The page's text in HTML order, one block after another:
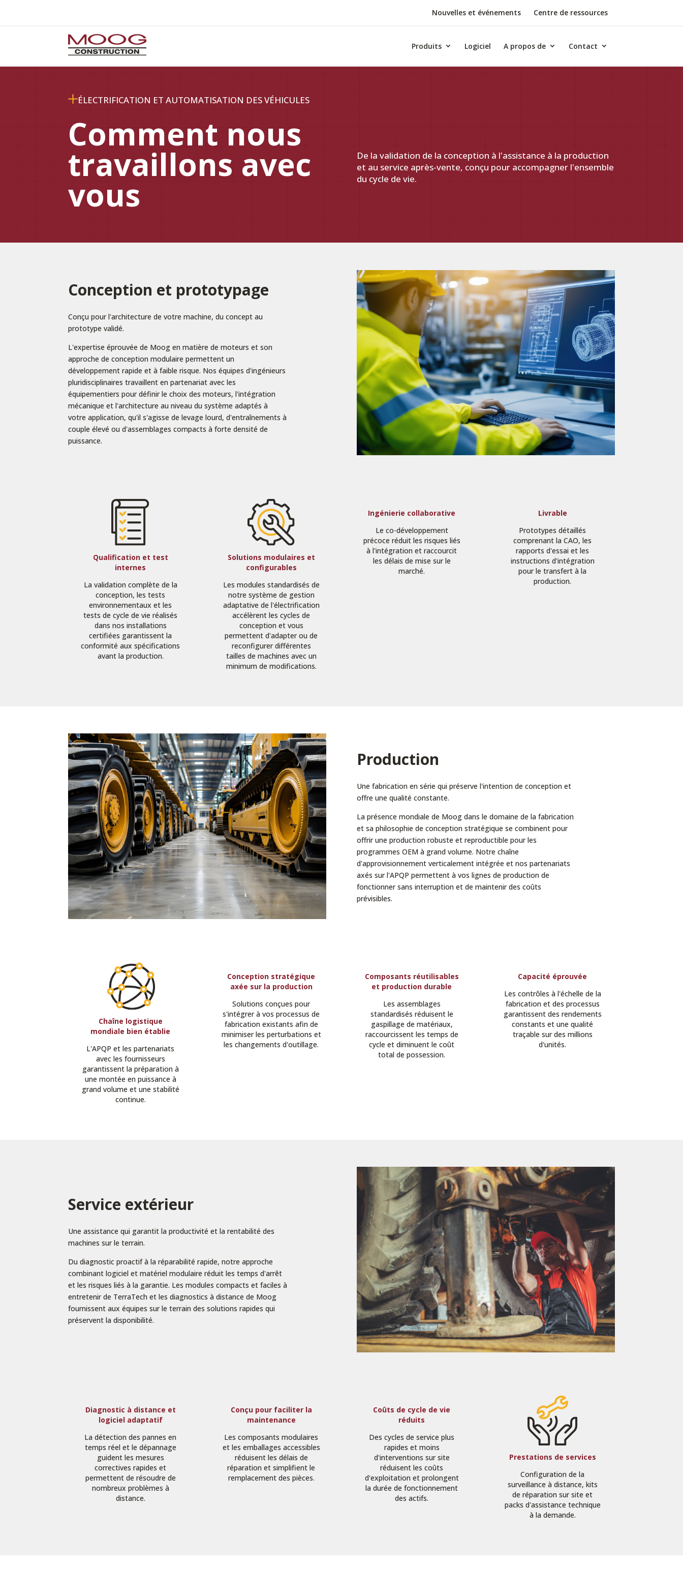
Nouvelles et événements Centre de ressources
Produits Logiciel A propos de Contact
ÉLECTRIFICATION ET AUTOMATISATION DES VÉHICULES
Comment nous
travaillons avec
vous
De la validation de la conception à l'assistance à la production
et au service après-vente, conçu pour accompagner l'ensemble
du cycle de vie.
Conception et prototypage
Conçu pour l'architecture de votre machine, du concept au
prototype validé.
L'expertise éprouvée de Moog en matière de moteurs et son
approche de conception modulaire permettent un
développement rapide et à faible risque. Nos équipes d'ingénieurs
pluridisciplinaires travaillent en partenariat avec les
équipementiers pour définir le choix des moteurs, l'intégration
mécanique et l'architecture au niveau du système adaptés à
votre application, qu'il s'agisse de levage lourd, d'entraînements à
couple élevé ou d'assemblages compacts à forte densité de
puissance.
Qualification et test
internes
La validation complète de la
conception, les tests
environnementaux et les
tests de cycle de vie réalisés
dans nos installations
certifiées garantissent la
conformité aux spécifications
avant la production.
Solutions modulaires et
configurables
Les modules standardisés de
notre système de gestion
adaptative de l'électrification
accélèrent les cycles de
conception et vous
permettent d'adapter ou de
reconfigurer différentes
tailles de machines avec un
minimum de modifications.
Ingénierie collaborative
Le co-développement
précoce réduit les risques liés
à l'intégration et raccourcit
les délais de mise sur le
marché.
Livrable
Prototypes détaillés
comprenant la CAO, les
rapports d'essai et les
instructions d'intégration
pour le transfert à la
production.
Production
Une fabrication en série qui préserve l'intention de conception et
offre une qualité constante.
La présence mondiale de Moog dans le domaine de la fabrication
et sa philosophie de conception stratégique se combinent pour
offrir une production robuste et reproductible pour les
programmes OEM à grand volume. Notre chaîne
d'approvisionnement verticalement intégrée et nos partenariats
axés sur l'APQP permettent à vos lignes de production de
fonctionner sans interruption et de maintenir des coûts
prévisibles.
Chaîne logistique
mondiale bien établie
L'APQP et les partenariats
avec les fournisseurs
garantissent la préparation à
une montée en puissance à
grand volume et une stabilité
continue.
Conception stratégique
axée sur la production
Solutions conçues pour
s'intégrer à vos processus de
fabrication existants afin de
minimiser les perturbations et
les changements d'outillage.
Composants réutilisables
et production durable
Les assemblages
standardisés réduisent le
gaspillage de matériaux,
raccourcissent les temps de
cycle et diminuent le coût
total de possession.
Capacité éprouvée
Les contrôles à l'échelle de la
fabrication et des processus
garantissent des rendements
constants et une qualité
traçable sur des millions
d'unités.
Service extérieur
Une assistance qui garantit la productivité et la rentabilité des
machines sur le terrain.
Du diagnostic proactif à la réparabilité rapide, notre approche
combinant logiciel et matériel modulaire réduit les temps d'arrêt
et les risques liés à la garantie. Les modules compacts et faciles à
entretenir de TerraTech et les diagnostics à distance de Moog
fournissent aux équipes sur le terrain des solutions rapides qui
préservent la disponibilité.
Diagnostic à distance et
logiciel adaptatif
La détection des pannes en
temps réel et le dépannage
guident les mesures
correctives rapides et
permettent de résoudre de
nombreux problèmes à
distance.
Conçu pour faciliter la
maintenance
Les composants modulaires
et les emballages accessibles
réduisent les délais de
réparation et simplifient le
remplacement des pièces.
Coûts de cycle de vie
réduits
Des cycles de service plus
rapides et moins
d'interventions sur site
réduisent les coûts
d'exploitation et prolongent
la durée de fonctionnement
des actifs.
Prestations de services
Configuration de la
surveillance à distance, kits
de réparation sur site et
packs d'assistance technique
à la demande.